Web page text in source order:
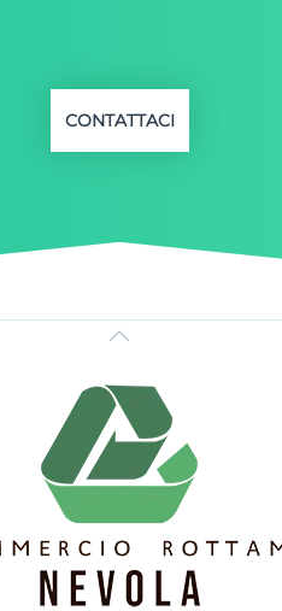
CONTATTACI